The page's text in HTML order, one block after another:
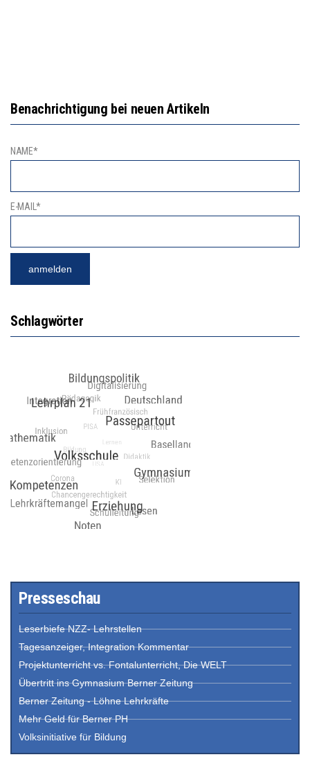
Benachrichtigung bei neuen Artikeln
NAME*
E-MAIL*
Schlagwörter
Presseschau
Leserbiefe NZZ- Lehrstellen
Tagesanzeiger, Integration Kommentar
Projektunterricht vs. Fontalunterricht, Die WELT
Übertritt ins Gymnasium Berner Zeitung
Berner Zeitung - Löhne Lehrkräfte
Mehr Geld für Berner PH
Volksinitiative für Bildung